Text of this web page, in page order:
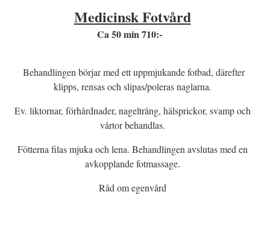
Medicinsk Fotvård
Ca 50 min 710:-
Behandlingen börjar med ett uppmjukande fotbad, därefter
klipps, rensas och slipas/poleras naglarna.
Ev. liktornar, förhårdnader, nageltrång, hälsprickor, svamp och
vårtor behandlas.
Fötterna filas mjuka och lena. Behandlingen avslutas med en
avkopplande fotmassage.
Råd om egenvård